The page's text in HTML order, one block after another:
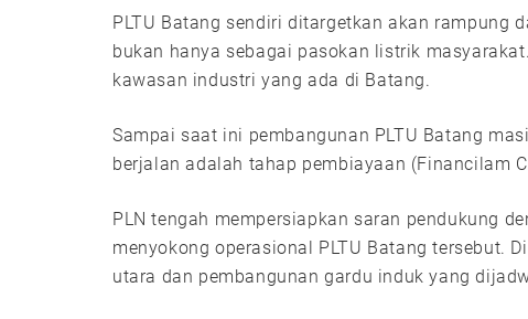
PLTU Batang sendiri ditargetkan akan rampung
bukan hanya sebagai pasokan listrik
kawasan industri yang ada di Batang.
Sampai saat ini pembangunan PLTU Batang
berjalan adalah tahap pembiayaan (Financilam
PLN tengah mempersiapkan saran pendukung
menyokong operasional PLTU Batang tersebut.
utara dan pembangunan gardu induk yang